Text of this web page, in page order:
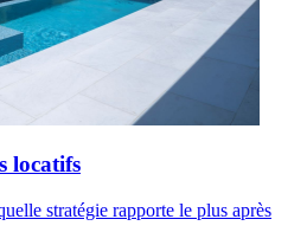
locatifs
stratégie rapporte le plus après